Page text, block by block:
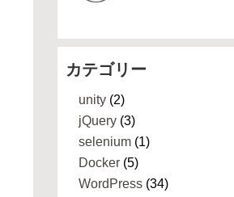
カテゴリー
unity (2)
jQuery (3)
selenium (1)
Docker (5)
WordPress (34)